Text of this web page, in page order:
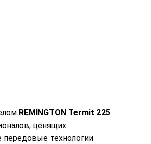
REMINGTON Termit 225
ценящих
технологии